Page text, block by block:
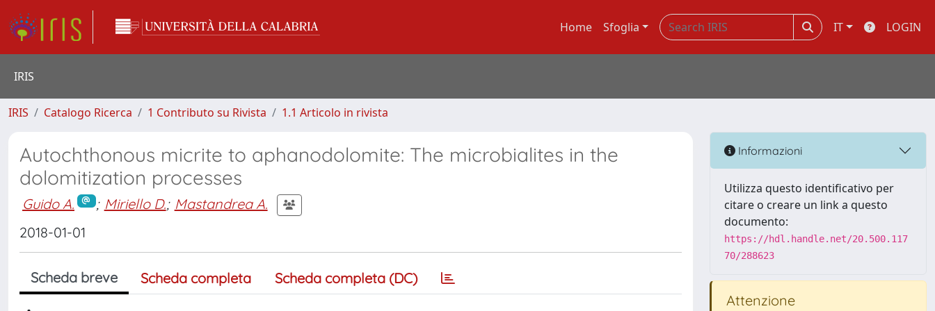
Home Sfoglia IT LOGIN
IRIS
IRIS Catalogo Ricerca 1 Contributo su Rivista 1.1 Articolo in rivista
Autochthonous micrite to aphanodolomite: The microbialites in the
dolomitization processes
Guido A. ; Miriello D.; Mastandrea A.
2018-01-01
Scheda breve Scheda completa Scheda completa (DC)
Informazioni
Utilizza questo identificativo per
citare o creare un link a questo
documento:
https://hdl.handle.net/20.500.117
70/288623
Attenzione